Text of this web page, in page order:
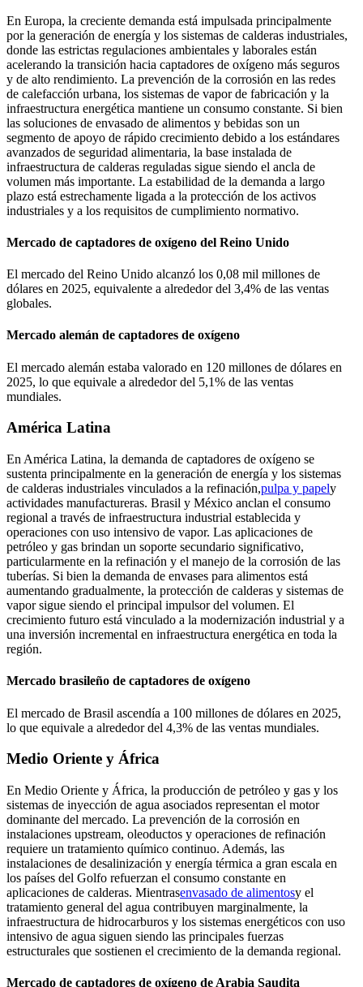
En Europa, la creciente demanda está impulsada principalmente
por la generación de energía y los sistemas de calderas industriales,
donde las estrictas regulaciones ambientales y laborales están
acelerando la transición hacia captadores de oxígeno más seguros
y de alto rendimiento. La prevención de la corrosión en las redes
de calefacción urbana, los sistemas de vapor de fabricación y la
infraestructura energética mantiene un consumo constante. Si bien
las soluciones de envasado de alimentos y bebidas son un
segmento de apoyo de rápido crecimiento debido a los estándares
avanzados de seguridad alimentaria, la base instalada de
infraestructura de calderas reguladas sigue siendo el ancla de
volumen más importante. La estabilidad de la demanda a largo
plazo está estrechamente ligada a la protección de los activos
industriales y a los requisitos de cumplimiento normativo.
Mercado de captadores de oxígeno del Reino Unido
El mercado del Reino Unido alcanzó los 0,08 mil millones de
dólares en 2025, equivalente a alrededor del 3,4% de las ventas
globales.
Mercado alemán de captadores de oxígeno
El mercado alemán estaba valorado en 120 millones de dólares en
2025, lo que equivale a alrededor del 5,1% de las ventas
mundiales.
América Latina
En América Latina, la demanda de captadores de oxígeno se
sustenta principalmente en la generación de energía y los sistemas
de calderas industriales vinculados a la refinación,pulpa y papely
actividades manufactureras. Brasil y México anclan el consumo
regional a través de infraestructura industrial establecida y
operaciones con uso intensivo de vapor. Las aplicaciones de
petróleo y gas brindan un soporte secundario significativo,
particularmente en la refinación y el manejo de la corrosión de las
tuberías. Si bien la demanda de envases para alimentos está
aumentando gradualmente, la protección de calderas y sistemas de
vapor sigue siendo el principal impulsor del volumen. El
crecimiento futuro está vinculado a la modernización industrial y a
una inversión incremental en infraestructura energética en toda la
región.
Mercado brasileño de captadores de oxígeno
El mercado de Brasil ascendía a 100 millones de dólares en 2025,
lo que equivale a alrededor del 4,3% de las ventas mundiales.
Medio Oriente y África
En Medio Oriente y África, la producción de petróleo y gas y los
sistemas de inyección de agua asociados representan el motor
dominante del mercado. La prevención de la corrosión en
instalaciones upstream, oleoductos y operaciones de refinación
requiere un tratamiento químico continuo. Además, las
instalaciones de desalinización y energía térmica a gran escala en
los países del Golfo refuerzan el consumo constante en
aplicaciones de calderas. Mientrasenvasado de alimentosy el
tratamiento general del agua contribuyen marginalmente, la
infraestructura de hidrocarburos y los sistemas energéticos con uso
intensivo de agua siguen siendo las principales fuerzas
estructurales que sostienen el crecimiento de la demanda regional.
Mercado de captadores de oxígeno de Arabia Saudita